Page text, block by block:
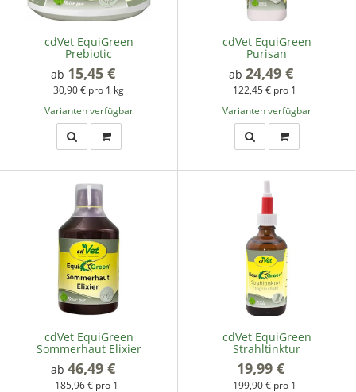
cdVet EquiGreen
Prebiotic
ab 15,45 €
30,90 € pro 1 kg
Varianten verfügbar
cdVet EquiGreen
Purisan
ab 24,49 €
122,45 € pro 1 l
Varianten verfügbar
cdVet EquiGreen
Sommerhaut Elixier
ab 46,49 €
185,96 € pro 1 l
cdVet EquiGreen
Strahltinktur
19,99 €
199,90 € pro 1 l